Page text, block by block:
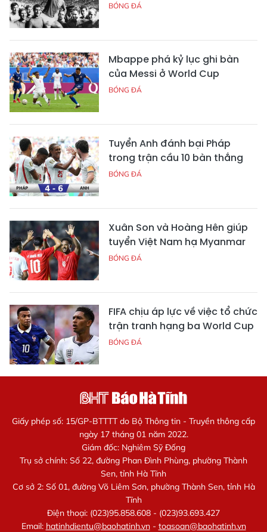
BÓNG ĐÁ
Mbappe phá kỷ lục ghi bàn
của Messi ở World Cup
BÓNG ĐÁ
Tuyển Anh đánh bại Pháp
trong trận cầu 10 bàn thắng
BÓNG ĐÁ
Xuân Son và Hoàng Hên giúp
tuyển Việt Nam hạ Myanmar
BÓNG ĐÁ
FIFA chịu áp lực về việc tổ chức
trận tranh hạng ba World Cup
BÓNG ĐÁ
Giấy phép số: 15/GP-BTTTT do Bộ Thông tin - Truyền thông cấp
ngày 17 tháng 01 năm 2022.
Giám đốc: Nghiêm Sỹ Đống
Trụ sở chính: Số 22, đường Phan Đình Phùng, phường Thành
Sen, tỉnh Hà Tĩnh
Cơ sở 2: Số 01, đường Võ Liêm Sơn, phường Thành Sen, tỉnh Hà
Tĩnh
Điện thoại: (023)95.858.608 - (023)93.693.427
Email: hatinhdientu@baohatinh.vn- toasoan@baohatinh.vn